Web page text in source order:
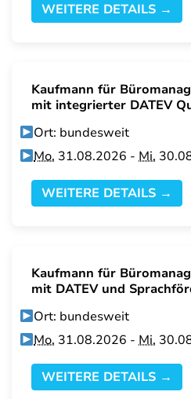
WEITERE DETAILS →
Kaufmann für
mit integrierter DATEV
Ort: bundesweit
Mo. 31.08.2026 -Mi.
WEITERE DETAILS →
Kaufmann für
mit DATEV und
Ort: bundesweit
Mo. 31.08.2026 -Mi.
WEITERE DETAILS →